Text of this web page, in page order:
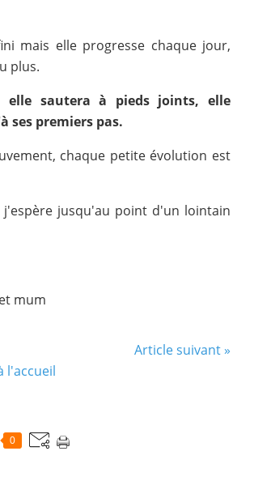
mais elle progresse chaque jour,
plus.
sautera à pieds joints, elle
ses premiers pas.
chaque petite évolution est
jusqu'au point d'un lointain
mum
Article suivant »
l'accueil
0